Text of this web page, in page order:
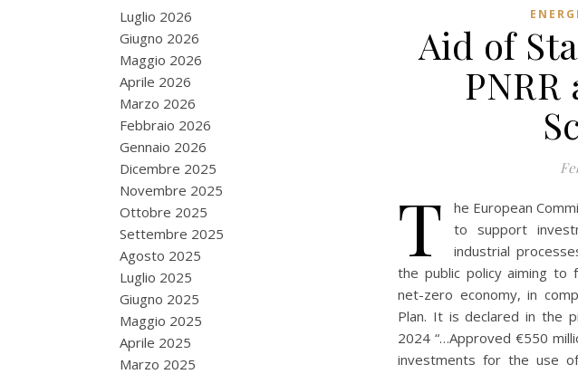
Luglio 2026
Giugno 2026
Maggio 2026
Aprile 2026
Marzo 2026
Febbraio 2026
Gennaio 2026
Dicembre 2025
Novembre 2025
Ottobre 2025
Settembre 2025
Agosto 2025
Luglio 2025
Giugno 2025
Maggio 2025
Aprile 2025
Marzo 2025
Aid of
T
he European
to support
industrial
the public policy aiming
net-zero economy, in
Plan. It is declared in the
2024 “…Approved €550
investments for the use